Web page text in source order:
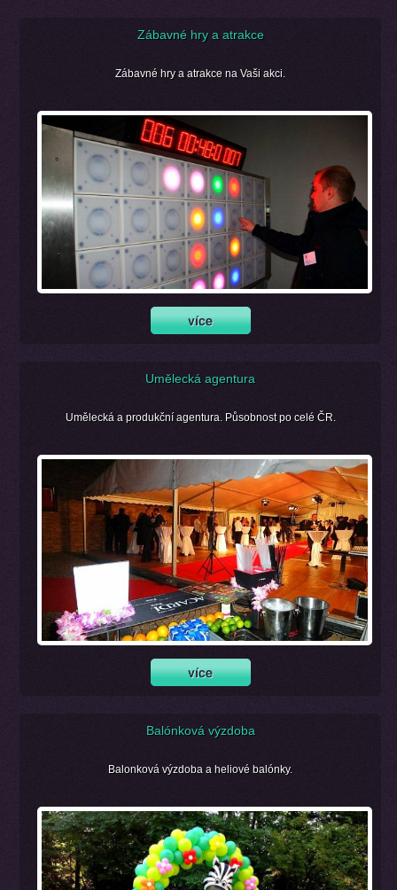
Zábavné hry a atrakce
Zábavné hry a atrakce na Vaši akci.
Umělecká agentura
Umělecká a produkční agentura. Působnost po celé ČR.
Balónková výzdoba
Balonková výzdoba a heliové balónky.